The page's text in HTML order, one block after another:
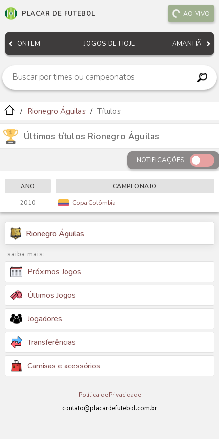
PLACAR DE FUTEBOL AO VIVO
ONTEM JOGOS DE HOJE AMANHÃ
Rionegro Águilas Títulos
Últimos títulos Rionegro Águilas
NOTIFICAÇÕES
ANO
CAMPEONATO
2010
Copa Colômbia
Rionegro Águilas
saiba mais:
Próximos Jogos
Últimos Jogos
Jogadores
Transferências
Camisas e acessórios
Política de Privacidade
contato@placardefutebol.com.br